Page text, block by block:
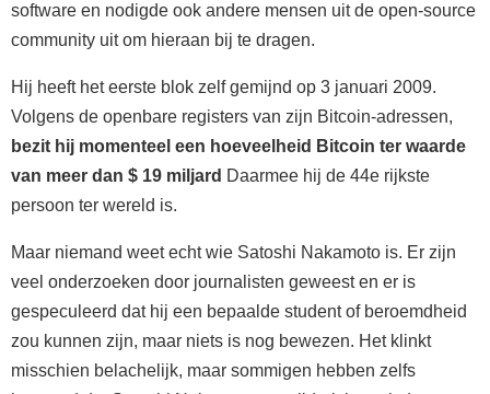
software en nodigde ook andere mensen uit de open-source
community uit om hieraan bij te dragen.
Hij heeft het eerste blok zelf gemijnd op 3 januari 2009.
Volgens de openbare registers van zijn Bitcoin-adressen,
bezit hij momenteel een hoeveelheid Bitcoin ter waarde
van meer dan $ 19 miljard Daarmee hij de 44e rijkste
persoon ter wereld is.
Maar niemand weet echt wie Satoshi Nakamoto is. Er zijn
veel onderzoeken door journalisten geweest en er is
gespeculeerd dat hij een bepaalde student of beroemdheid
zou kunnen zijn, maar niets is nog bewezen. Het klinkt
misschien belachelijk, maar sommigen hebben zelfs